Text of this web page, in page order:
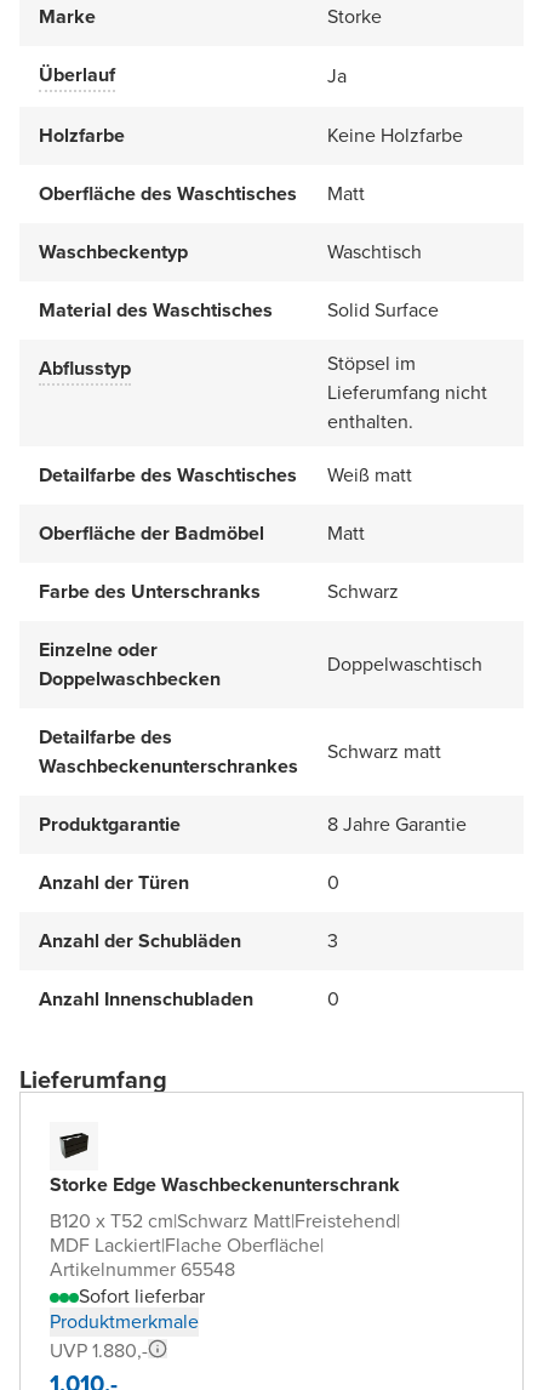
Marke Storke
Überlauf Ja
Holzfarbe Keine Holzfarbe
Oberfläche des Waschtisches Matt
Waschbeckentyp Waschtisch
Material des Waschtisches Solid Surface
Abflusstyp
Stöpsel im
Lieferumfang nicht
enthalten.
Detailfarbe des Waschtisches
Weiß matt
Oberfläche der Badmöbel Matt
Farbe des Unterschranks Schwarz
Einzelne oder
Doppelwaschbecken
Doppelwaschtisch
Detailfarbe des
Waschbeckenunterschrankes
Schwarz matt
Produktgarantie 8 Jahre Garantie
Anzahl der Türen 0
Anzahl der Schubläden 3
Anzahl Innenschubladen 0
Lieferumfang
Storke Edge Waschbeckenunterschrank
B120 x T52 cm|Schwarz Matt|Freistehend|
MDF Lackiert|Flache Oberfläche|
Artikelnummer 65548
Sofort lieferbar
Produktmerkmale
UVP 1.880,-